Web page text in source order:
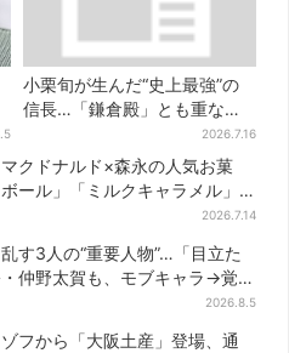
小栗旬が生んだ“史上最強”の
信長…「鎌倉殿」とも重な
る、にじむ悲しみが“名人
芸”【豊臣兄弟】
2026.7.16
マクドナルド×森永の人気お菓
ール」「ミルクキャラメル」
ツに変身…6年ぶり復活シェイク
2026.7.14
す3人の“重要人物”…「目立た
仲野太賀も、モブキャラ→覚醒
2026.8.5
ゾフから「大阪土産」登場、通